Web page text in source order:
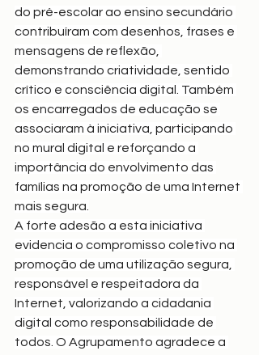
do pré-escolar ao ensino secundário
contribuíram com desenhos, frases e
mensagens de reflexão,
demonstrando criatividade, sentido
crítico e consciência digital. Também
os encarregados de educação se
associaram à iniciativa, participando
no mural digital e reforçando a
importância do envolvimento das
famílias na promoção de uma Internet
mais segura.
A forte adesão a esta iniciativa
evidencia o compromisso coletivo na
promoção de uma utilização segura,
responsável e respeitadora da
Internet, valorizando a cidadania
digital como responsabilidade de
todos. O Agrupamento agradece a